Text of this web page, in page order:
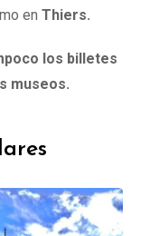
en Thiers.
los billetes
museos.